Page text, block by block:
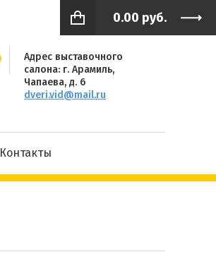
0.00 руб.
Адрес выставочного
салона: г. Арамиль,
Чапаева, д. 6
dveri.vid@mail.ru
Контакты